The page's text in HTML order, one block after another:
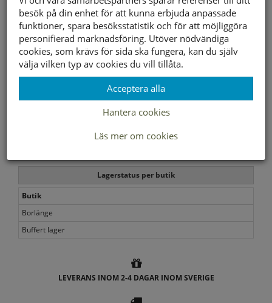
trånga och obekväma under dagen.
Yttersula material Gummi
Innersula material Textil/Syntet
Foder material Textil/Syntet
Storleksguide
Slut i webbshopen
Lagerstatus per butik
Butik
Borlänge
Buffert lager
LEVERANS INOM 2-4 DAGAR INOM SVERIGE
besök på din enhet för att kunna erbjuda anpassade
funktioner, spara besöksstatistik och för att möjliggöra
personifierad marknadsföring. Utöver nödvändiga
cookies, som krävs för sida ska fungera, kan du själv
välja vilken typ av cookies du vill tillåta.
Acceptera alla
Hantera cookies
Läs mer om cookies